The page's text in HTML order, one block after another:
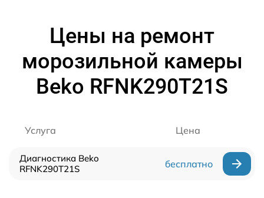
Цены на ремонт
морозильной камеры
Beko RFNK290T21S
Услуга Цена
Диагностика Beko
RFNK290T21S
бесплатно